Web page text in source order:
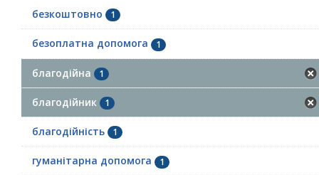
безкоштовно 1
безоплатна допомога 1
благодійна 1
благодійник 1
благодійність 1
гуманітарна допомога 1